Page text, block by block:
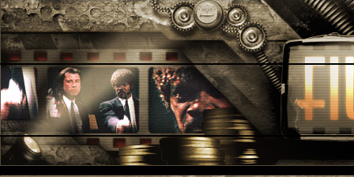
Hyppää pääsisältöön